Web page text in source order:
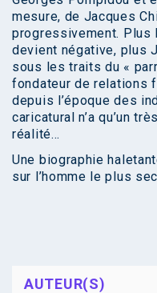
mesure, de Jacques
progressivement. Plus
devient négative, plus
sous les traits du «
fondateur de relations
depuis l’époque des
caricatural n’a qu’un
réalité…
Une biographie
sur l’homme le plus
AUTEUR(S)